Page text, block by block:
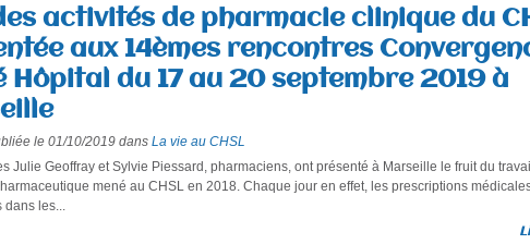
activités de pharmacie clinique du
aux 14èmes rencontres
Hôpital du 17 au 20 septembre 2019 à
le 01/10/2019 dans La vie au CHSL
Julie Geoffray et Sylvie Piessard, pharmaciens, ont présenté à Marseille le fruit du
mené au CHSL en 2018. Chaque jour en effet, les prescriptions
dans les...